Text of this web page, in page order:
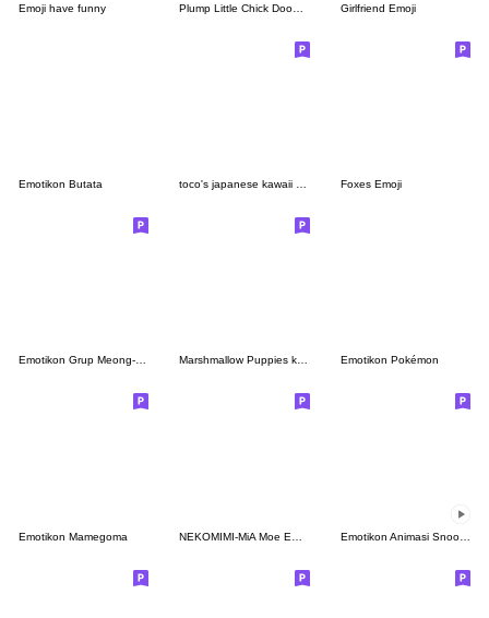
Emoji have funny Girlfriend Emoji
Emotikon Butata Foxes Emoji
Emotikon Grup Meong-Meong Marshmallow Puppies kitty Emotikon Pokémon
Emotikon Mamegoma Emotikon Animasi Snoopy